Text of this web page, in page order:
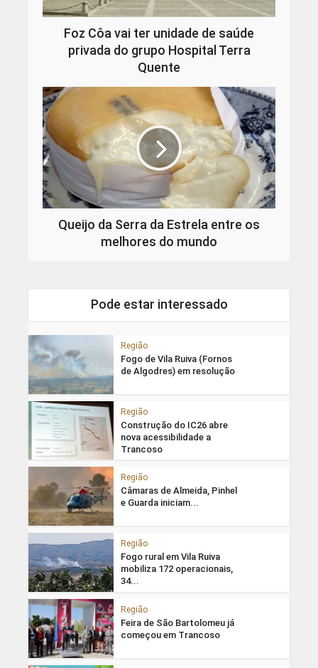
Foz Côa vai ter unidade de saúde
privada do grupo Hospital Terra
Quente
Queijo da Serra da Estrela entre os
melhores do mundo
Pode estar interessado
Região
Fogo de Vila Ruiva (Fornos
de Algodres) em resolução
Região
Construção do IC26 abre
nova acessibilidade a
Trancoso
Região
Câmaras de Almeida, Pinhel
e Guarda iniciam...
Região
Fogo rural em Vila Ruiva
mobiliza 172 operacionais,
34...
Região
Feira de São Bartolomeu já
começou em Trancoso